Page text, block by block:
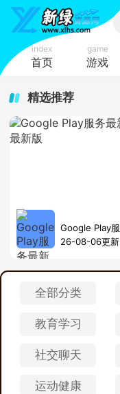
index
首页
game
游戏
精选推荐
26-08-06更新
全部分类
教育学习
社交聊天
运动健康